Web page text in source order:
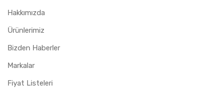
Hakkımızda
Ürünlerimiz
Bizden Haberler
Markalar
Fiyat Listeleri